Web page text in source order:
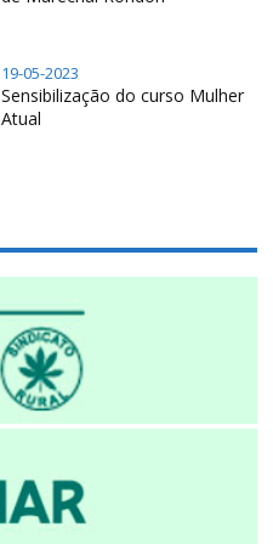
19-05-2023
Sensibilização do curso Mulher
Atual